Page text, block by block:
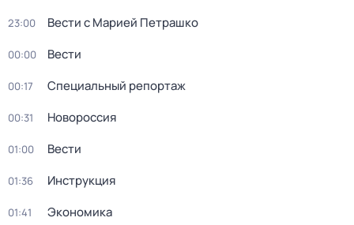
23:00 Вести с Марией Петрашко
00:00 Вести
00:17 Специальный репортаж
00:31 Новороссия
01:00 Вести
01:36 Инструкция
01:41 Экономика